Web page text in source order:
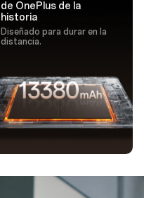
de OnePlus de la
historia
Diseñado para durar en la
distancia.